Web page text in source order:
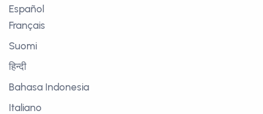
Español
Français
Suomi
हिन्दी
Bahasa Indonesia
Italiano